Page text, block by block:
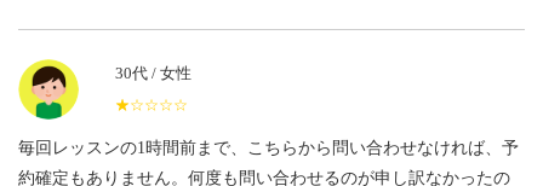
30代 / 女性
★★★★★
☆☆☆☆☆
毎回レッスンの1時間前まで、こちらから問い合わせなければ、予
約確定もありません。何度も問い合わせるのが申し訳なかったの